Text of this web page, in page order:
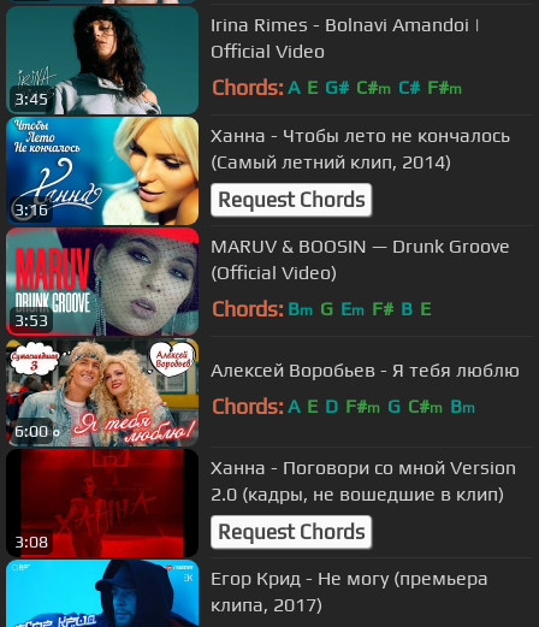
3:45
Irina Rimes - Bolnavi Amandoi |
Official Video
Chords: A E G# C#m C# F#m
3:16
Ханна - Чтобы лето не кончалось
(Самый летний клип, 2014)
Request Chords
3:53
MARUV & BOOSIN — Drunk Groove
(Official Video)
Chords: Bm G Em F# B E
6:00
Алексей Воробьев - Я тебя люблю
Chords: A E D F#m G C#m Bm
3:08
Ханна - Поговори со мной Version
2.0 (кадры, не вошедшие в клип)
Request Chords
Егор Крид - Не могу (премьера
клипа, 2017)